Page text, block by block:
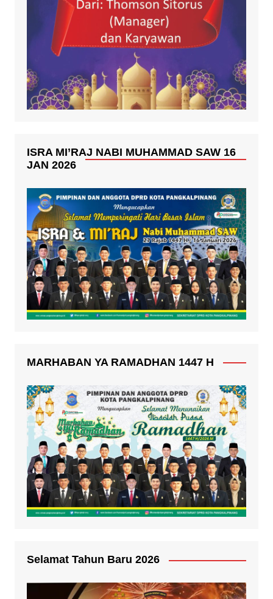
ISRA MI’RAJ NABI MUHAMMAD SAW 16
JAN 2026
MARHABAN YA RAMADHAN 1447 H
Selamat Tahun Baru 2026